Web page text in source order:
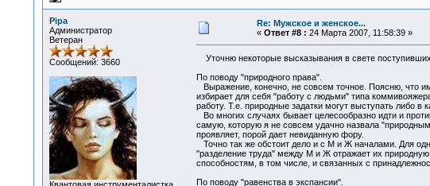
Pipa
Администратор
Ветеран
Сообщений: 3660
Re: Мужское и женское...
« Ответ #8 : 24 Марта 2007, 11:58:39 »
Уточню некоторые высказывания в свете
По поводу "природного права".
Выражение, конечно, не совсем точное. Поясню, что
избирает для себя "работу с людьми" типа
работу. Т.е. природные задатки могут выступать либо в
Во многих случаях бывает целесообразно идти и
самую, которую я не совсем удачно назвала
проявляет, порой дает невиданную фору.
Точно так же обстоит дело и с М и Ж началами. Для
"разделение труда" между М и Ж отражает их
способностям, в том числе, и связанных с
По поводу "равенства в экспансии".